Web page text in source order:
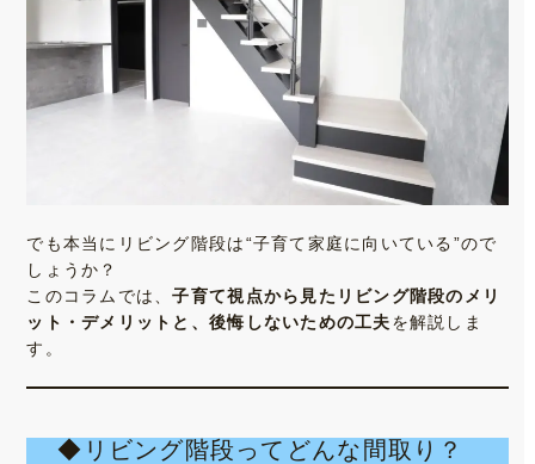
でも本当にリビング階段は“子育て家庭に向いている”ので
しょうか？
このコラムでは、子育て視点から見たリビング階段のメリ
ット・デメリットと、後悔しないための工夫を解説しま
す。
◆リビング階段ってどんな間取り？